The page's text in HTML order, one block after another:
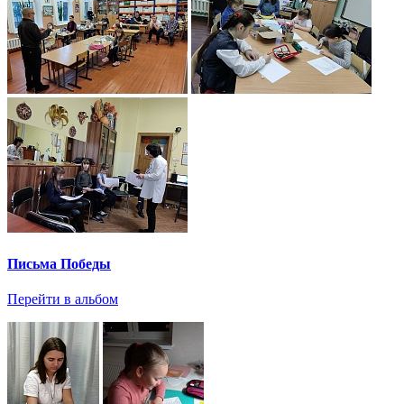
Письма Победы
Перейти в альбом